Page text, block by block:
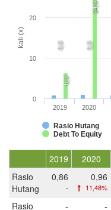
kali (x) 0,0 0,0
6,3
24,9
Rasio Hutang
Debt To Equity
2019 2020
0
10
20
2019 2020
Rasio
Hutang
0,86
-
0,96
11,48%
Rasio
- -